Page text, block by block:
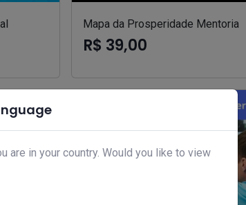
are in your country. Would you like to view
Mapa da Prosperidade Mentoria
R$ 39,00